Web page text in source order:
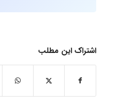
اشتراک این مطلب